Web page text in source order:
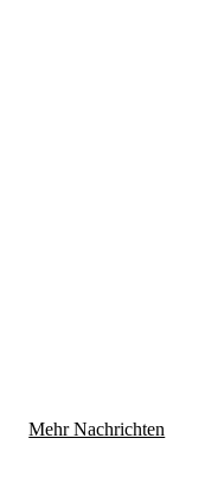
Mehr Nachrichten